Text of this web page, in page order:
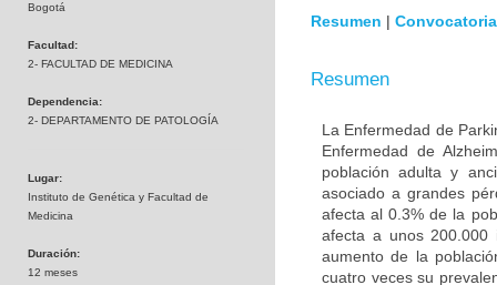
Bogotá
Facultad:
2- FACULTAD DE MEDICINA
Dependencia:
2- DEPARTAMENTO DE PATOLOGÍA
Lugar:
Instituto de Genética y Facultad de
Medicina
Duración:
12 meses
Resumen | Convocatoria
Resumen
La Enfermedad de
Enfermedad de
población adulta y
asociado a grandes
afecta al 0.3% de la
afecta a unos 200.000
aumento de la
cuatro veces su